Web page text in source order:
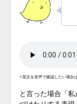
↑英文を音声で確認したい場合
と言った場合「